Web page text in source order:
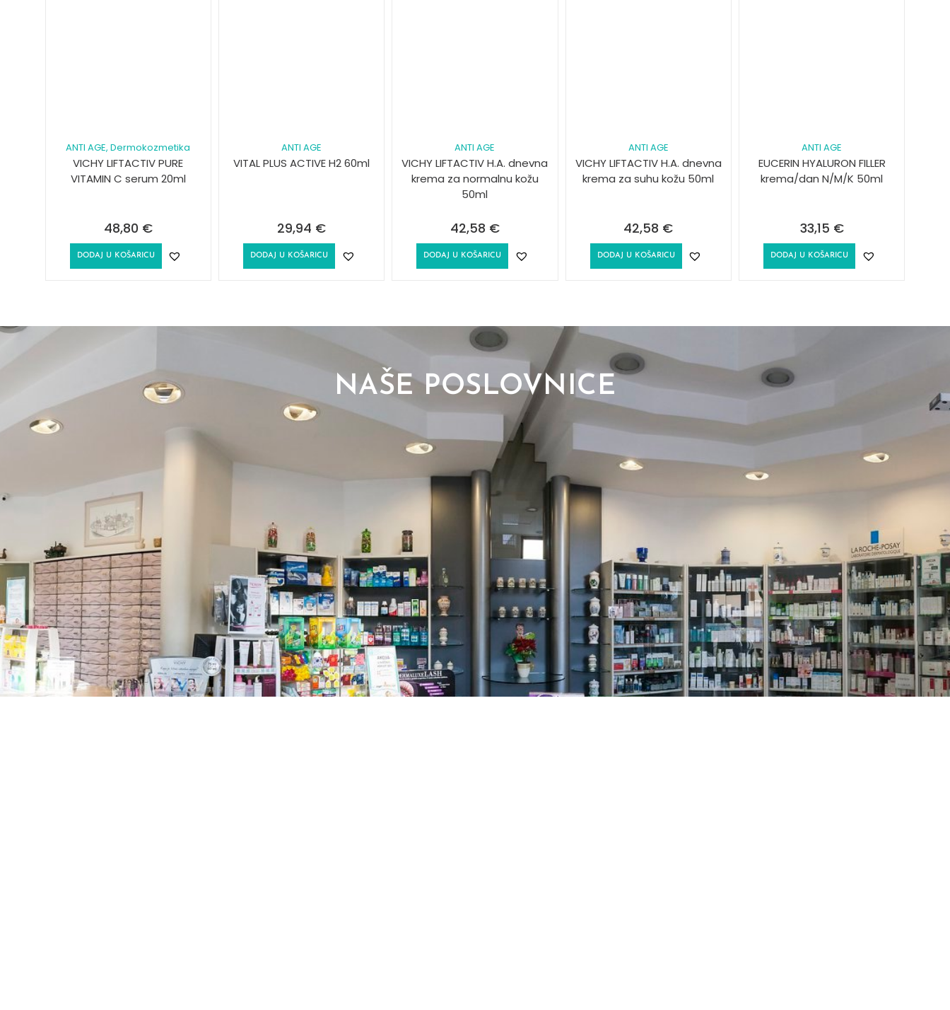
ANTI AGE, Dermokozmetika
VICHY LIFTACTIV PURE
VITAMIN C serum 20ml
48,80 €
DODAJ U KOŠARICU
ANTI AGE
VITAL PLUS ACTIVE H2 60ml
29,94 €
DODAJ U KOŠARICU
ANTI AGE
VICHY LIFTACTIV H.A. dnevna
krema za normalnu kožu
50ml
42,58 €
DODAJ U KOŠARICU
ANTI AGE
VICHY LIFTACTIV H.A. dnevna
krema za suhu kožu 50ml
42,58 €
DODAJ U KOŠARICU
ANTI AGE
EUCERIN HYALURON FILLER
krema/dan N/M/K 50ml
33,15 €
DODAJ U KOŠARICU
NAŠE POSLOVNICE